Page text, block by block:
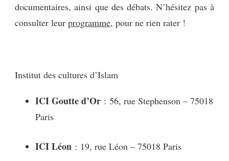
documentaires, ainsi que des débats. N’hésitez pas à
consulter leur programme, pour ne rien rater !
Institut des cultures d’Islam
ICI Goutte d’Or : 56, rue Stephenson – 75018
Paris
ICI Léon : 19, rue Léon – 75018 Paris